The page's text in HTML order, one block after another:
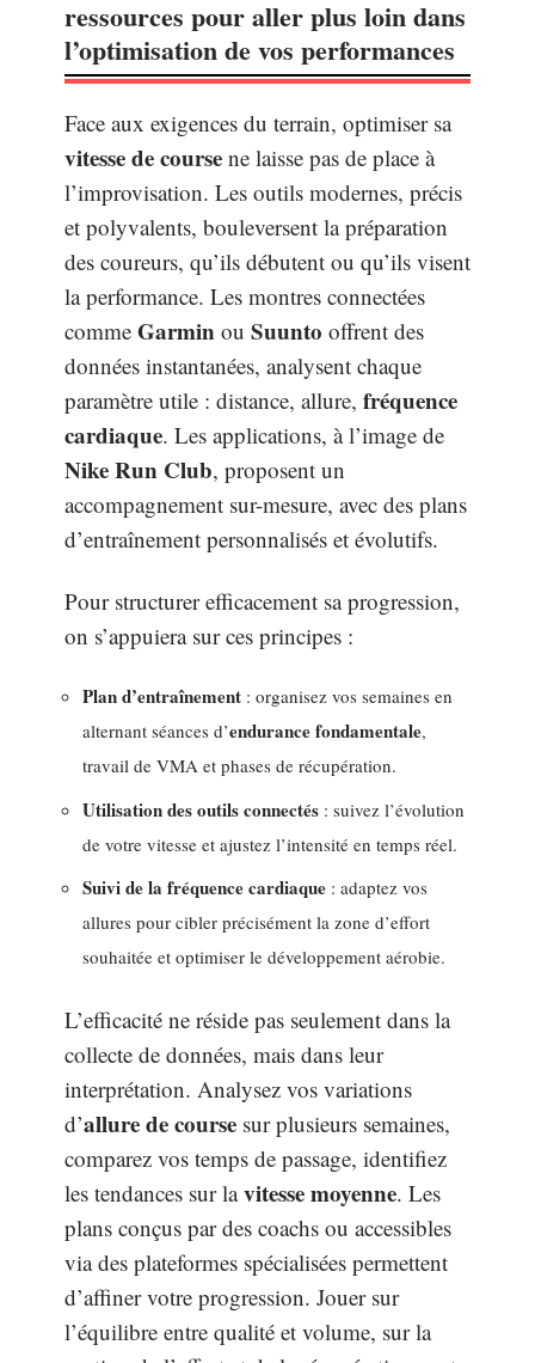
ressources pour aller plus loin dans
l’optimisation de vos performances
Face aux exigences du terrain, optimiser sa
vitesse de course ne laisse pas de place à
l’improvisation. Les outils modernes, précis
et polyvalents, bouleversent la préparation
des coureurs, qu’ils débutent ou qu’ils visent
la performance. Les montres connectées
comme Garmin ou Suunto offrent des
données instantanées, analysent chaque
paramètre utile : distance, allure, fréquence
cardiaque. Les applications, à l’image de
Nike Run Club, proposent un
accompagnement sur-mesure, avec des plans
d’entraînement personnalisés et évolutifs.
Pour structurer efficacement sa progression,
on s’appuiera sur ces principes :
Plan d’entraînement : organisez vos semaines en
alternant séances d’endurance fondamentale,
travail de VMA et phases de récupération.
Utilisation des outils connectés : suivez l’évolution
de votre vitesse et ajustez l’intensité en temps réel.
Suivi de la fréquence cardiaque : adaptez vos
allures pour cibler précisément la zone d’effort
souhaitée et optimiser le développement aérobie.
L’efficacité ne réside pas seulement dans la
collecte de données, mais dans leur
interprétation. Analysez vos variations
d’allure de course sur plusieurs semaines,
comparez vos temps de passage, identifiez
les tendances sur lavitesse moyenne. Les
plans conçus par des coachs ou accessibles
via des plateformes spécialisées permettent
d’affiner votre progression. Jouer sur
l’équilibre entre qualité et volume, sur la